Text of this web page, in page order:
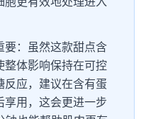
要：虽然这款甜点含
整体影响保持在可控
应，建议在含有蛋
享用，这会更进一步